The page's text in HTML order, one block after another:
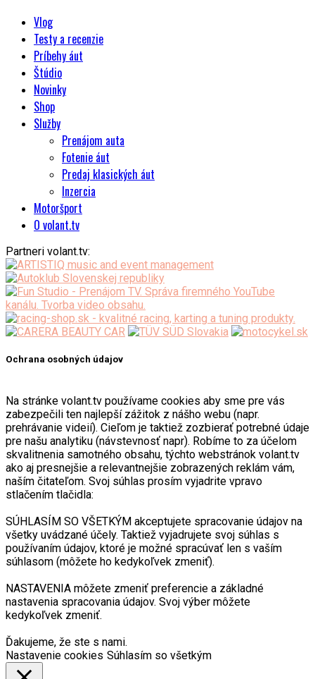
Vlog
Testy a recenzie
Príbehy áut
Štúdio
Novinky
Shop
Služby
Prenájom auta
Fotenie áut
Predaj klasických áut
Inzercia
Motoršport
O volant.tv
Partneri volant.tv:
Ochrana osobných údajov
Na stránke volant.tv používame cookies aby sme pre vás
zabezpečili ten najlepší zážitok z nášho webu (napr.
prehrávanie videií). Cieľom je taktiež zozbierať potrebné údaje
pre našu analytiku (návstevnosť napr). Robíme to za účelom
skvalitnenia samotného obsahu, týchto webstránok volant.tv
ako aj presnejšie a relevantnejšie zobrazených reklám vám,
naším čitateľom. Svoj súhlas prosím vyjadrite vpravo
stlačením tlačidla:
SÚHLASÍM SO VŠETKÝM akceptujete spracovanie údajov na
všetky uvádzané účely. Taktiež vyjadrujete svoj súhlas s
používaním údajov, ktoré je možné spracúvať len s vaším
súhlasom (môžete ho kedykoľvek zmeniť).
NASTAVENIA môžete zmeniť preferencie a základné
nastavenia spracovania údajov. Svoj výber môžete
kedykoľvek zmeniť.
Ďakujeme, že ste s nami.
Nastavenie cookies Súhlasím so všetkým